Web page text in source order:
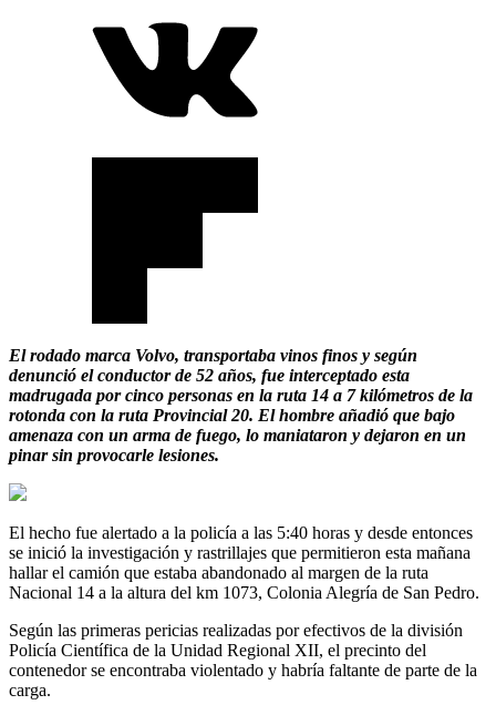
El rodado marca Volvo, transportaba vinos finos y según
denunció el conductor de 52 años, fue interceptado esta
madrugada por cinco personas en la ruta 14 a 7 kilómetros de la
rotonda con la ruta Provincial 20. El hombre añadió que bajo
amenaza con un arma de fuego, lo maniataron y dejaron en un
pinar sin provocarle lesiones.
El hecho fue alertado a la policía a las 5:40 horas y desde entonces
se inició la investigación y rastrillajes que permitieron esta mañana
hallar el camión que estaba abandonado al margen de la ruta
Nacional 14 a la altura del km 1073, Colonia Alegría de San Pedro.
Según las primeras pericias realizadas por efectivos de la división
Policía Científica de la Unidad Regional XII, el precinto del
contenedor se encontraba violentado y habría faltante de parte de la
carga.